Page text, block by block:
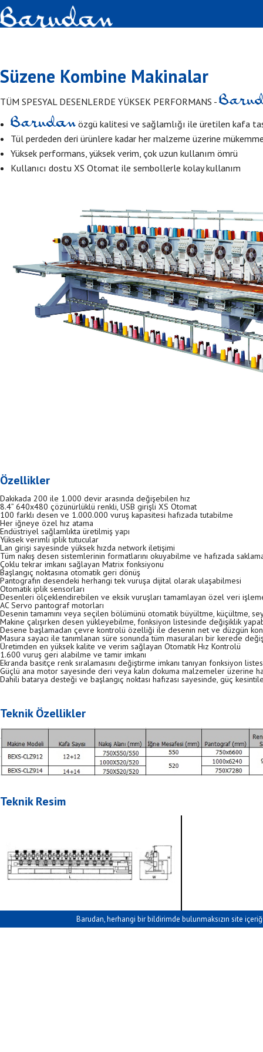
Süzene Kombine Makinalar
TÜM SPESYAL DESENLERDE YÜKSEK PERFORMANS -
özgü kalitesi ve sağlamlığı ile üretilen kafa
Tül perdeden deri ürünlere kadar her malzeme üzerine
Yüksek performans, yüksek verim, çok uzun kullanım ömrü
Kullanıcı dostu XS Otomat ile sembollerle kolay kullanım
Özellikler
Dakikada 200 ile 1.000 devir arasında değişebilen hız
8.4” 640x480 çözünürlüklü renkli, USB girişli XS Otomat
100 farklı desen ve 1.000.000 vuruş kapasitesi hafızada tutabilme
Her iğneye özel hız atama
Endüstriyel sağlamlıkta üretilmiş yapı
Yüksek verimli iplik tutucular
Lan girişi sayesinde yüksek hızda network iletişimi
Tüm nakış desen sistemlerinin formatlarını okuyabilme ve hafızada
Çoklu tekrar imkanı sağlayan Matrix fonksiyonu
Başlangıç noktasına otomatik geri dönüş
Pantografın desendeki herhangi tek vuruşa dijital olarak ulaşabilmesi
Otomatik iplik sensorları
Desenleri ölçeklendirebilen ve eksik vuruşları tamamlayan özel veri
AC Servo pantograf motorları
Desenin tamamını veya seçilen bölümünü otomatik büyültme, küçültme,
Makine çalışırken desen yükleyebilme, fonksiyon listesinde değişiklik
Desene başlamadan çevre kontrolü özelliği ile desenin net ve düzgün
Masura sayacı ile tanımlanan süre sonunda tüm masuraları bir kerede
Üretimden en yüksek kalite ve verim sağlayan Otomatik Hız Kontrolü
1.600 vuruş geri alabilme ve tamir imkanı
Ekranda basitçe renk sıralamasını değiştirme imkanı tanıyan fonksiyon
Güçlü ana motor sayesinde deri veya kalın dokuma malzemeler üzerine
Dahili batarya desteği ve başlangıç noktası hafızası sayesinde, güç
Teknik Özellikler
Teknik Resim
Barudan, herhangi bir bildirimde bulunmaksızın site